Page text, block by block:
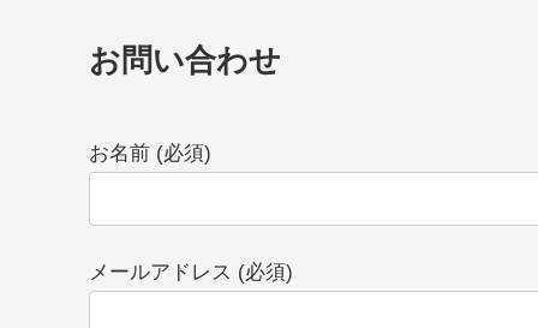
お問い合わせ
お名前 (必須)
メールアドレス (必須)